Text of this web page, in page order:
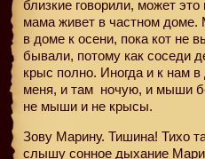
близкие говорили, может
мама живет в частном
в доме к осени, пока кот не
бывали, потому как соседи
крыс полно. Иногда и к нам
меня, и там ночую, и мыши
не мыши и не крысы.
Зову Марину. Тишина! Тихо
слышу сонное дыхание